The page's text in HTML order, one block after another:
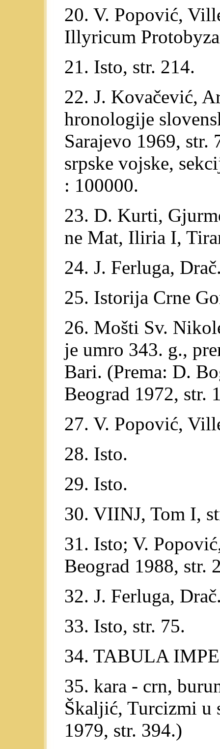
20. V. Popović,
Illyricum
21. Isto, str. 214.
22. J. Kovačević,
hronologije
Sarajevo 1969, str.
srpske vojske,
: 100000.
23. D. Kurti,
ne Mat, Iliria I,
24. J. Ferluga,
25. Istorija Crne
26. Mošti Sv.
je umro 343. g.,
Bari. (Prema: D.
Beograd 1972, str.
27. V. Popović,
28. Isto.
29. Isto.
30. VIINJ, Tom I,
31. Isto; V.
Beograd 1988,
32. J. Ferluga,
33. Isto, str. 75.
34. TABULA
35. kara - crn,
Škaljić, Turcizmi u
1979, str. 394.)